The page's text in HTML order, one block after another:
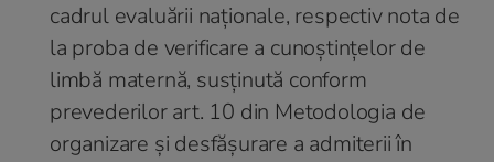
cadrul evaluării naționale, respectiv nota de
la proba de verificare a cunoștințelor de
limbă maternă, susținută conform
prevederilor art. 10 din Metodologia de
organizare și desfășurare a admiterii în